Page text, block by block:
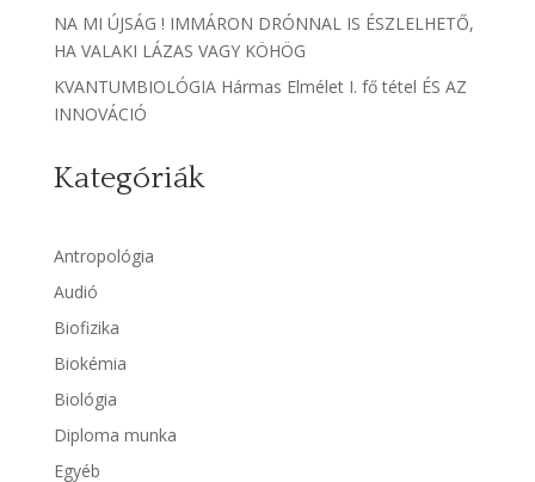
NA MI ÚJSÁG ! IMMÁRON DRÓNNAL IS ÉSZLELHETŐ,
HA VALAKI LÁZAS VAGY KÖHÖG
KVANTUMBIOLÓGIA Hármas Elmélet I. fő tétel ÉS AZ
INNOVÁCIÓ
Kategóriák
Antropológia
Audió
Biofizika
Biokémia
Biológia
Diploma munka
Egyéb